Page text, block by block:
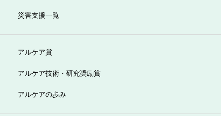
災害支援一覧
アルケア賞
アルケア技術・研究奨励賞
アルケアの歩み